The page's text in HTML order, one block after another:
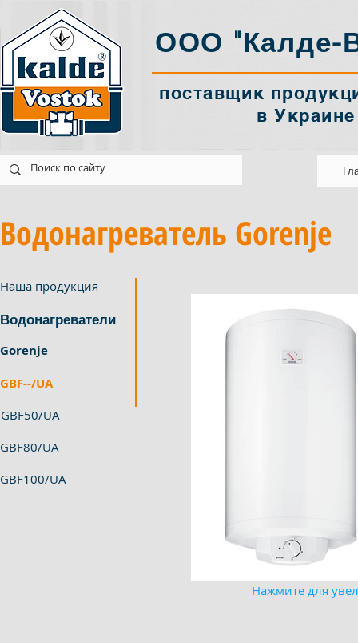
ООО "Калде-
поставщик
в Украине
Украина Харків
Водонагреватель Gorenje
Наша продукция
Водонагреватели
Gorenje
GBF--/UA
GBF50/UA
GBF80/UA
GBF100/UA
Нажмите для